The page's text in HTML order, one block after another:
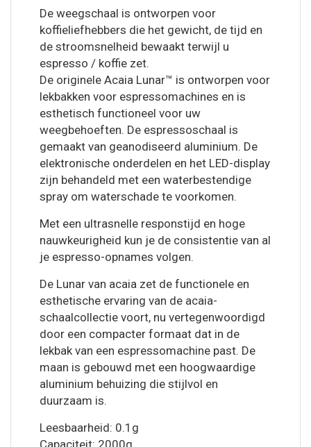
De weegschaal is ontworpen voor
koffieliefhebbers die het gewicht, de tijd en
de stroomsnelheid bewaakt terwijl u
espresso / koffie zet.
De originele Acaia Lunar™ is ontworpen voor
lekbakken voor espressomachines en is
esthetisch functioneel voor uw
weegbehoeften. De espressoschaal is
gemaakt van geanodiseerd aluminium. De
elektronische onderdelen en het LED-display
zijn behandeld met een waterbestendige
spray om waterschade te voorkomen.
Met een ultrasnelle responstijd en hoge
nauwkeurigheid kun je de consistentie van al
je espresso-opnames volgen.
De Lunar van acaia zet de functionele en
esthetische ervaring van de acaia-
schaalcollectie voort, nu vertegenwoordigd
door een compacter formaat dat in de
lekbak van een espressomachine past. De
maan is gebouwd met een hoogwaardige
aluminium behuizing die stijlvol en
duurzaam is.
Leesbaarheid: 0.1g
Capaciteit: 2000g